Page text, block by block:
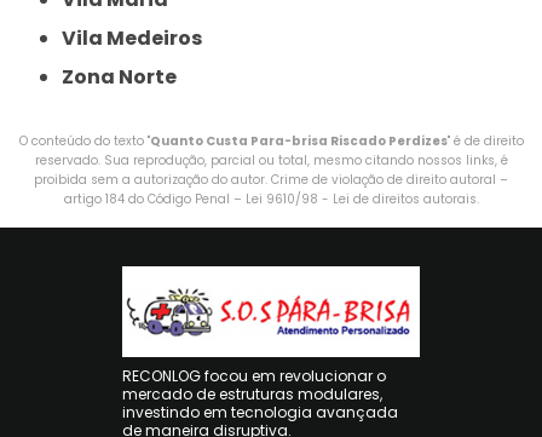
Vila Medeiros
Zona Norte
O conteúdo do texto "Quanto Custa Para-brisa Riscado Perdizes" é de direito
reservado. Sua reprodução, parcial ou total, mesmo citando nossos links, é
proibida sem a autorização do autor. Crime de violação de direito autoral –
artigo 184 do Código Penal – Lei 9610/98 - Lei de direitos autorais.
RECONLOG focou em revolucionar o
mercado de estruturas modulares,
investindo em tecnologia avançada
de maneira disruptiva.